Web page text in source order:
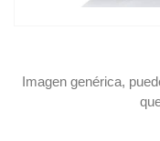
Imagen genérica,